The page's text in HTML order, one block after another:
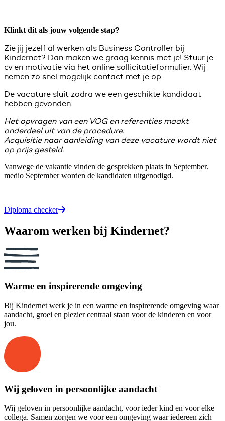
Klinkt dit als jouw volgende stap?
Zie jij jezelf al werken als Business Controller bij
Kindernet? Dan maken we graag kennis met je! Stuur je
cv en motivatie via het online sollicitatieformulier. Wij
nemen zo snel mogelijk contact met je op.
De vacature sluit zodra we een geschikte kandidaat
hebben gevonden.
Het opvragen van een VOG en referenties maakt
onderdeel uit van de procedure.
Acquisitie naar aanleiding van deze vacature wordt niet
op prijs gesteld.
Vanwege de vakantie vinden de gesprekken plaats in September.
medio September worden de kandidaten uitgenodigd.
Diploma checker
Waarom werken bij Kindernet?
Warme en inspirerende omgeving
Bij Kindernet werk je in een warme en inspirerende omgeving waar
aandacht, groei en plezier centraal staan voor de kinderen en voor
jou.
Wij geloven in persoonlijke aandacht
Wij geloven in persoonlijke aandacht, voor ieder kind en voor elke
collega. Samen zorgen we voor een omgeving waar iedereen zich